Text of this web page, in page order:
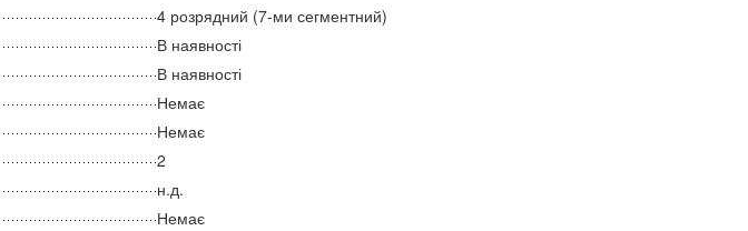
4 розрядний (7-ми сегментний)
В наявності
В наявності
Немає
Немає
2
н.д.
Немає